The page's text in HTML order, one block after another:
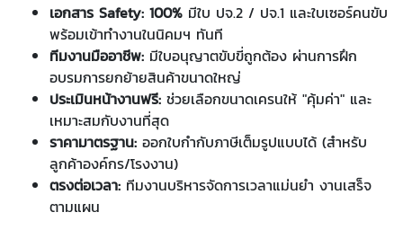
เอกสาร Safety: 100% มีใบ ปจ.2 / ปจ.1 และใบเซอร์คนขับ
พร้อมเข้าทำงานในนิคมฯ ทันที
ทีมงานมืออาชีพ: มีใบอนุญาตขับขี่ถูกต้อง ผ่านการฝึก
อบรมการยกย้ายสินค้าขนาดใหญ่
ประเมินหน้างานฟรี: ช่วยเลือกขนาดเครนให้ "คุ้มค่า" และ
เหมาะสมกับงานที่สุด
ราคามาตรฐาน: ออกใบกำกับภาษีเต็มรูปแบบได้ (สำหรับ
ลูกค้าองค์กร/โรงงาน)
ตรงต่อเวลา: ทีมงานบริหารจัดการเวลาแม่นยำ งานเสร็จ
ตามแผน